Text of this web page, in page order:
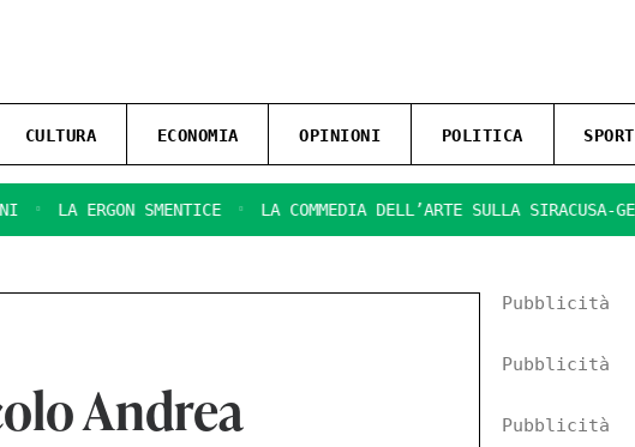
CULTURA ECONOMIA OPINIONI POLITICA SPORT
LA ERGON SMENTICE LA COMMEDIA DELL’ARTE SULLA SIRACUSA-GELA.
Andrea
Pubblicità
Pubblicità
Pubblicità